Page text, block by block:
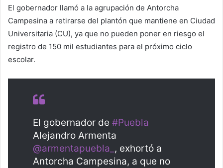
El gobernador llamó a la agrupación de Antorcha
Campesina a retirarse del plantón que mantiene en Ciudad
Universitaria (CU), ya que no pueden poner en riesgo el
registro de 150 mil estudiantes para el próximo ciclo
escolar.
El gobernador de #Puebla
Alejandro Armenta
@armentapuebla_ , exhortó a
Antorcha Campesina, a que no